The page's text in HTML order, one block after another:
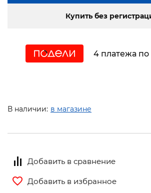
Купить без
4 платежа по
В наличии: в магазине
Добавить в сравнение
Добавить в избранное